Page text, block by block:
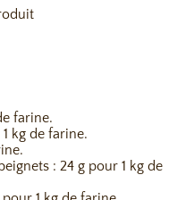
farine.
kg de farine.
: 24 g pour 1 kg de